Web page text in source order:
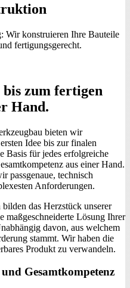
Wir konstruieren Ihre Bauteile
fertigungsgerecht.
bis zum fertigen
Hand.
bieten wir
Idee bis zur finalen
Basis für jedes erfolgreiche
aus einer Hand.
passgenaue, technisch
Anforderungen.
das Herzstück unserer
maßgeschneiderte Lösung Ihrer
davon, aus welchem
stammt. Wir haben die
Produkt zu verwandeln.
Gesamtkompetenz